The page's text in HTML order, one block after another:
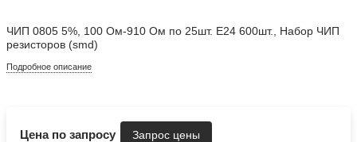
ЧИП 0805 5%, 100 Ом-910 Ом по 25шт. Е24 600шт., Набор ЧИП
резисторов (smd)
Подробное описание
Цена по запросу